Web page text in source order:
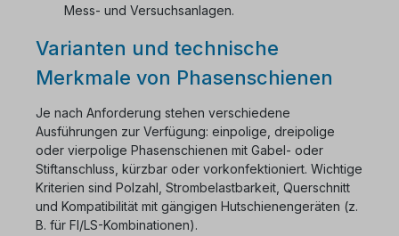
Mess- und Versuchsanlagen.
Varianten und technische
Merkmale von Phasenschienen
Je nach Anforderung stehen verschiedene
Ausführungen zur Verfügung: einpolige, dreipolige
oder vierpolige Phasenschienen mit Gabel- oder
Stiftanschluss, kürzbar oder vorkonfektioniert. Wichtige
Kriterien sind Polzahl, Strombelastbarkeit, Querschnitt
und Kompatibilität mit gängigen Hutschienengeräten (z.
B. für FI/LS-Kombinationen).